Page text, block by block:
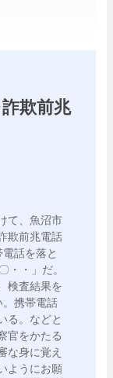
欺前兆
て、魚沼市
欺前兆電話
話を落と
・・」だ。
検査結果を
。携帯電話
る。などと
官をかたる
な身に覚え
ようにお願